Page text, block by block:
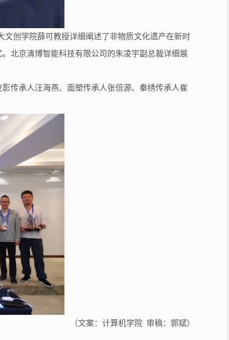
创学院薛可教授详细阐述了非物质文化遗产在新时
北京清博智能科技有限公司的朱凌宇副总裁详细展
传承人汪海燕、面塑传承人张倍源、秦绣传承人崔
（文案：计算机学院 审稿：郭斌）